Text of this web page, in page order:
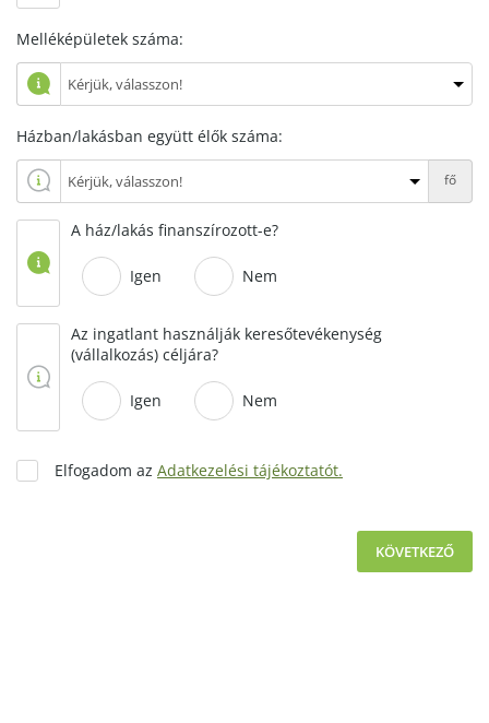
Melléképületek száma:
Házban/lakásban együtt élők száma:
fő
A ház/lakás finanszírozott-e?
Igen Nem
Az ingatlant használják keresőtevékenység
(vállalkozás) céljára?
Igen Nem
Elfogadom az Adatkezelési tájékoztatót.
KÖVETKEZŐ